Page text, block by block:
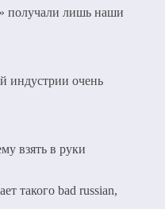
получали лишь наши
индустрии очень
взять в руки
такого bad russian,